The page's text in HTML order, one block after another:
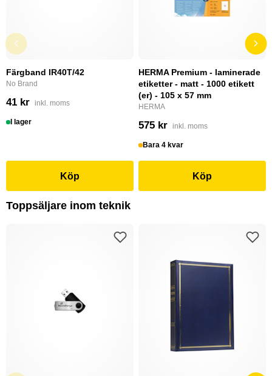
Färgband IR40T/42
No Brand
41 kr inkl. moms
I lager
Köp
HERMA Premium - laminerade
etiketter - matt - 1000 etikett
(er) - 105 x 57 mm
HERMA
575 kr inkl. moms
Bara 4 kvar
Köp
Toppsäljare inom teknik